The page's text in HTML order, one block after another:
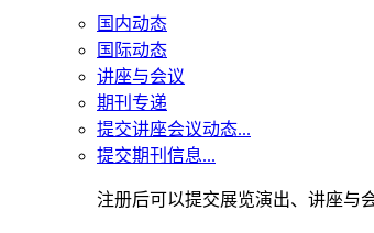
国内动态
国际动态
讲座与会议
期刊专递
提交讲座会议动态...
提交期刊信息...
注册后可以提交展览演出、讲座与